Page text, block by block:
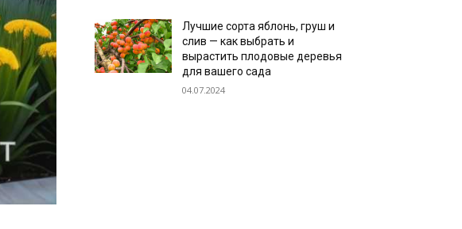
Лучшие сорта яблонь, груш и
слив — как выбрать и
вырастить плодовые деревья
для вашего сада
04.07.2024